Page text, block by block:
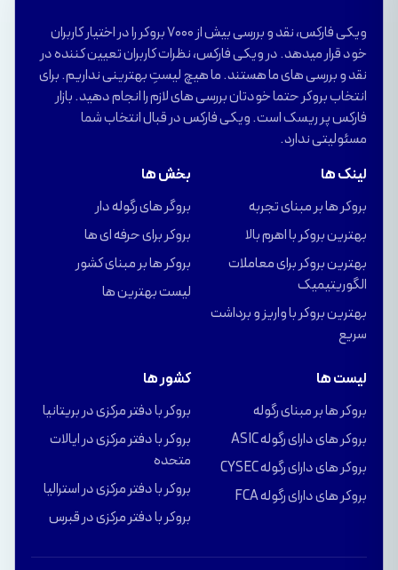
ویکی فارکس، نقد و بررسی بیش از 7000 بروکر را در اختیار کاربران
خود قرار میدهد. در ویکی فارکس، نظرات کاربران تعیین کننده در
نقد و بررسی های ما هستند. ما هیچ لیستِ بهترینی نداریم. برای
انتخاب بروکر حتما خودتان بررسی های لازم را انجام دهید. بازار
فارکس پر ریسک است. ویکی فارکس در قبال انتخاب شما
مسئولیتی ندارد.
لینک ها
بروکر ها بر مبنای تجربه
بهترین بروکر با اهرم بالا
بهترین بروکر برای معاملات
الگوریتیمیک
بهترین بروکر با واریز و برداشت
سریع
بخش ها
بروگر های رگوله دار
بروکر برای حرفه ای ها
بروکر ها بر مبنای کشور
لیست بهترین ها
لیست ها
بروکر ها بر مبنای رگوله
بروکر های دارای رگوله ASIC
بروکر های دارای رگوله CYSEC
بروکر های دارای رگوله FCA
کشور ها
بروکر با دفتر مرکزی در بریتانیا
بروکر با دفتر مرکزی در ایالات
متحده
بروکر با دفتر مرکزی در استرالیا
بروکر با دفتر مرکزی در قبرس